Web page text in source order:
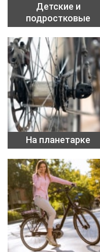
Детские и
подростковые
На планетарке